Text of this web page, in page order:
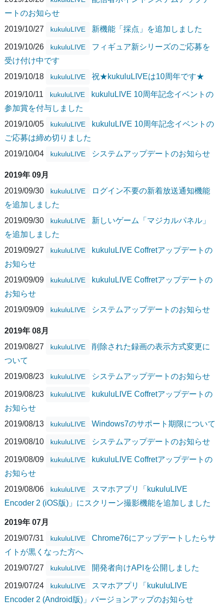
ートのお知らせ
2019/10/27
kukuluLIVE 新機能「採点」を追加しました
2019/10/26 kukuluLIVE
フィギュア新シリーズのご応募を
受け付け中です
2019/10/18
kukuluLIVE 祝★kukuluLIVEは10周年です★
2019/10/11 kukuluLIVE
kukuluLIVE 10周年記念イベントの
参加賞を付与しました
2019/10/05
kukuluLIVE
kukuluLIVE 10周年記念イベントの
ご応募は締め切りました
2019/10/04
kukuluLIVE システムアップデートのお知らせ
2019年 09月
2019/09/30
kukuluLIVE
ログイン不要の新着放送通知機能
を追加しました
2019/09/30
kukuluLIVE
新しいゲーム「マジカルパネル」
を追加しました
2019/09/27
kukuluLIVE
kukuluLIVE Coffretアップデートの
お知らせ
2019/09/09
kukuluLIVE
kukuluLIVE Coffretアップデートの
お知らせ
2019/09/09
kukuluLIVE システムアップデートのお知らせ
2019年 08月
2019/08/27
kukuluLIVE
削除された録画の表示方式変更に
ついて
2019/08/23
kukuluLIVE システムアップデートのお知らせ
2019/08/23 kukuluLIVE
kukuluLIVE Coffretアップデートの
お知らせ
2019/08/13
kukuluLIVE Windows7のサポート期限について
2019/08/10 kukuluLIVE システムアップデートのお知らせ
2019/08/09 kukuluLIVE
kukuluLIVE Coffretアップデートの
お知らせ
2019/08/06
kukuluLIVE
スマホアプリ「kukuluLIVE
Encoder 2 (iOS版)」にスクリーン撮影機能を追加しました
2019年 07月
2019/07/31
kukuluLIVE
Chrome76にアップデートしたらサ
イトが黒くなった方へ
2019/07/27
kukuluLIVE 開発者向けAPIを公開しました
2019/07/24 kukuluLIVE
スマホアプリ「kukuluLIVE
Encoder 2 (Android版)」バージョンアップのお知らせ